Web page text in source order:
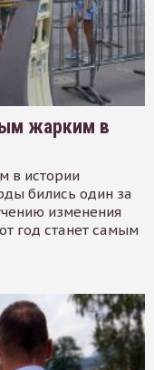
жарким в
в истории
бились один за
изменения
год станет самым